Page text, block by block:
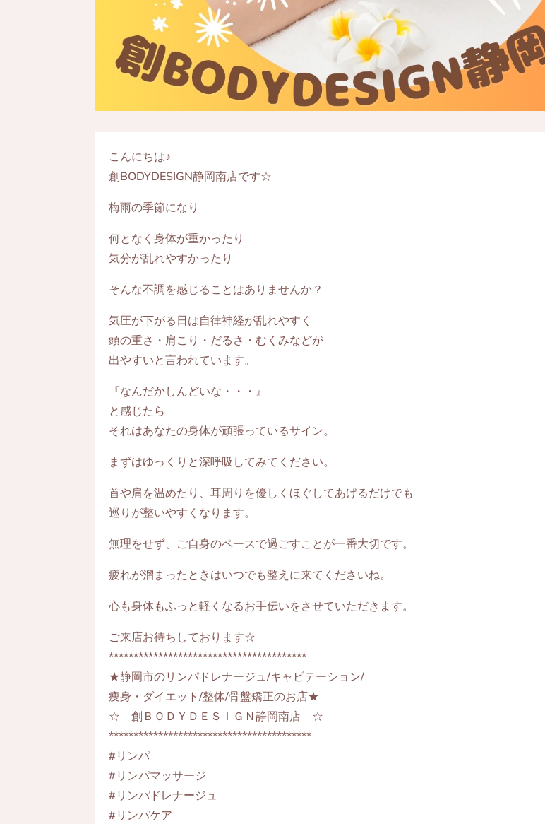
こんにちは♪
創BODYDESIGN静岡南店です☆
梅雨の季節になり
何となく身体が重かったり
気分が乱れやすかったり
そんな不調を感じることはありませんか？
気圧が下がる日は自律神経が乱れやすく
頭の重さ・肩こり・だるさ・むくみなどが
出やすいと言われています。
『なんだかしんどいな・・・』
と感じたら
それはあなたの身体が頑張っているサイン。
まずはゆっくりと深呼吸してみてください。
首や肩を温めたり、耳周りを優しくほぐしてあげるだけでも
巡りが整いやすくなります。
無理をせず、ご自身のペースで過ごすことが一番大切です。
疲れが溜まったときはいつでも整えに来てくださいね。
心も身体もふっと軽くなるお手伝いをさせていただきます。
ご来店お待ちしております☆
****************************************
★静岡市のリンパドレナージュ/キャビテーション/
痩身・ダイエット/整体/骨盤矯正のお店★
☆ 創ＢＯＤＹＤＥＳＩＧＮ静岡南店 ☆
*****************************************
#リンパ
#リンパマッサージ
#リンパドレナージュ
#リンパケア